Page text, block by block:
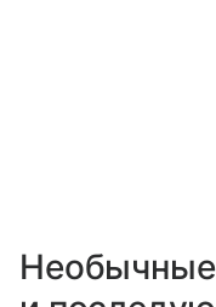
Необычные